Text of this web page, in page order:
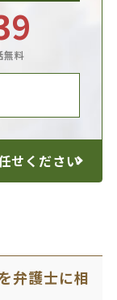
無料
せください
弁護士に相